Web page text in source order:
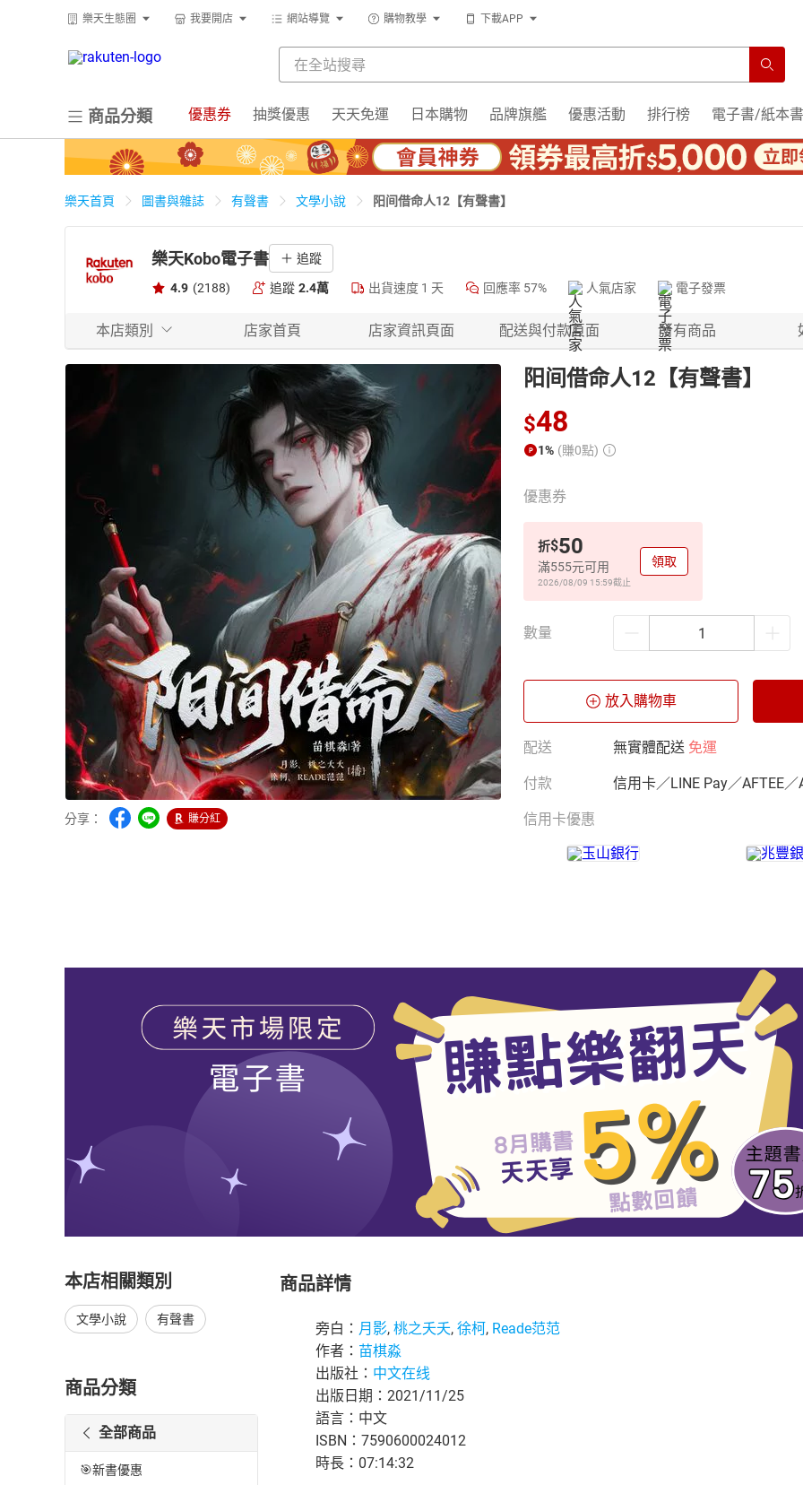
樂天生態圈 我要開店 網站導覽 購物教學 下載APP
商品分類 優惠券 抽獎優惠 天天免運 日本購物 品牌旗艦 優惠活動 排行榜 電子書/紙本書
樂天首頁 圖書與雜誌 有聲書 文學小說 阳间借命人12【有聲書】
樂天Kobo電子書 追蹤
4.9 (2188) 追蹤 2.4萬 出貨速度 1 天 回應率 57% 人氣店家 電子發票
本店類別 店家首頁 店家資訊頁面 配送與付款頁面 所有商品
分享： 賺分紅
阳间借命人12【有聲書】
$48
1% (賺0點)
優惠券
折$50
滿555元可用
2026/08/09 15:59截止
領取
數量
放入購物車
配送 無實體配送 免運
付款 信用卡／LINE Pay／AFTEE／
信用卡優惠
本店相關類別
文學小說 有聲書
商品分類
全部商品
🎯新書優惠
商品詳情
旁白： 月影, 桃之夭夭, 徐柯, Reade范范
作者： 苗棋淼
出版社： 中文在线
出版日期：2021/11/25
語言：中文
ISBN：7590600024012
時長：07:14:32